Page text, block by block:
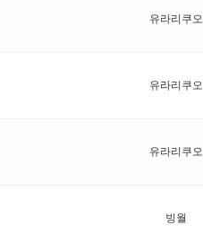
유라리쿠오
유라리쿠오
유라리쿠오
빙월